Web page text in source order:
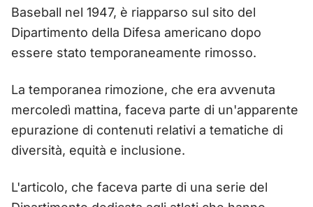
Baseball nel 1947, è riapparso sul sito del
Dipartimento della Difesa americano dopo
essere stato temporaneamente rimosso.
La temporanea rimozione, che era avvenuta
mercoledì mattina, faceva parte di un'apparente
epurazione di contenuti relativi a tematiche di
diversità, equità e inclusione.
L'articolo, che faceva parte di una serie del